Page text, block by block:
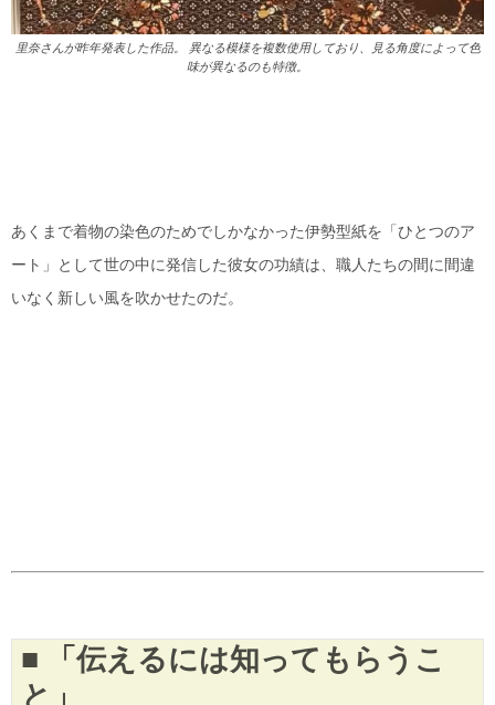
里奈さんが昨年発表した作品。 異なる模様を複数使用しており、見る角度によって色
味が異なるのも特徴。
あくまで着物の染色のためでしかなかった伊勢型紙を「ひとつのア
ート」として世の中に発信した彼女の功績は、職人たちの間に間違
いなく新しい風を吹かせたのだ。
■ 「伝えるには知ってもらうこ
と」